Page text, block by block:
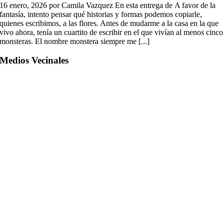
16 enero, 2026 por Camila Vazquez En esta entrega de A favor de la
fantasía, intento pensar qué historias y formas podemos copiarle,
quienes escribimos, a las flores. Antes de mudarme a la casa en la que
vivo ahora, tenía un cuartito de escribir en el que vivían al menos cinco
monsteras. El nombre monstera siempre me [...]
Medios Vecinales